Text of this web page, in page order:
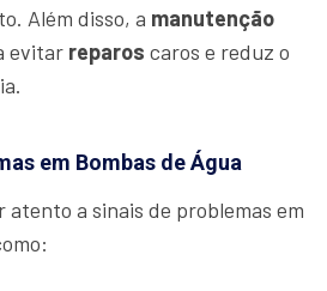
Além disso, a manutenção
evitar reparos caros e reduz o
em Bombas de Água
a sinais de problemas em